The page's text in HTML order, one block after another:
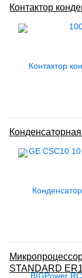
Контактор
STANDARD